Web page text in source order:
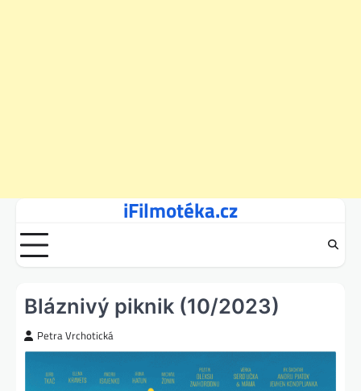
content
iFilmotéka.cz
Bláznivý piknik (10/2023)
Petra Vrchotická